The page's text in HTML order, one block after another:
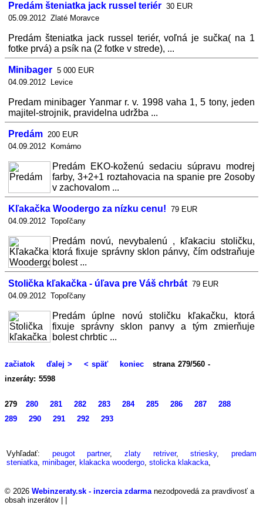
Predám šteniatka jack russel teriér 30 EUR
05.09.2012 Zlaté Moravce
Predám šteniatka jack russel teriér, voľná je sučka( na 1
fotke prvá) a psík na (2 fotke v strede), ...
Minibager 5 000 EUR
04.09.2012 Levice
Predam minibager Yanmar r. v. 1998 vaha 1, 5 tony, jeden
majitel-strojnik, pravidelna udržba ...
Predám 200 EUR
04.09.2012 Komárno
Predám EKO-koženú sedaciu súpravu modrej
farby, 3+2+1 roztahovacia na spanie pre 2osoby
v zachovalom ...
Kľakačka Woodergo za nízku cenu! 79 EUR
04.09.2012 Topoľčany
Predám novú, nevybalenú , kľakaciu stoličku,
ktorá fixuje správny sklon pánvy, čím odstraňuje
bolest ...
Stolička kľakačka - úľava pre Váš chrbát 79 EUR
04.09.2012 Topoľčany
Predám úplne novú stoličku kľakačku, ktorá
fixuje správny sklon panvy a tým zmierňuje
bolest chrbtic ...
začiatok ďalej > < späť koniec
strana 279/560 -
inzeráty: 5598
279 280 281 282 283 284 285 286 287
288
289
290 291 292 293
Vyhľadať: peugot partner,zlaty retriver,striesky,predam
steniatka, minibager, klakacka woodergo, stolicka klakacka,
© 2026 Webinzeraty.sk - inzercia zdarma nezodpovedá za pravdivosť a
obsah inzerátov | |